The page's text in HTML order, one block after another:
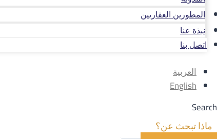
المطورين العقاريين
نبذة عنا
اتصل بنا
العربية
English
Search